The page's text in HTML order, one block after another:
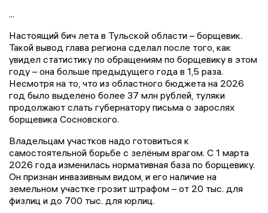
...
Настоящий бич лета в Тульской области – борщевик.
Такой вывод глава региона сделал после того, как
увидел статистику по обращениям по борщевику в этом
году – она больше предыдущего года в 1,5 раза.
Несмотря на то, что из областного бюджета на 2026
год было выделено более 37 млн рублей, туляки
продолжают слать губернатору письма о зарослях
борщевика Сосновского.
Владельцам участков надо готовиться к
самостоятельной борьбе с зелёным врагом. С 1 марта
2026 года изменилась нормативная база по борщевику.
Он признан инвазивным видом, и его наличие на
земельном участке грозит штрафом – от 20 тыс. для
физлиц и до 700 тыс. для юрлиц.